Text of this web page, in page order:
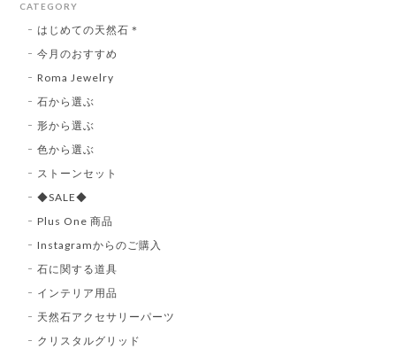
CATEGORY
はじめての天然石＊
今月のおすすめ
Roma Jewelry
石から選ぶ
形から選ぶ
色から選ぶ
ストーンセット
◆SALE◆
Plus One 商品
Instagramからのご購入
石に関する道具
インテリア用品
天然石アクセサリーパーツ
クリスタルグリッド